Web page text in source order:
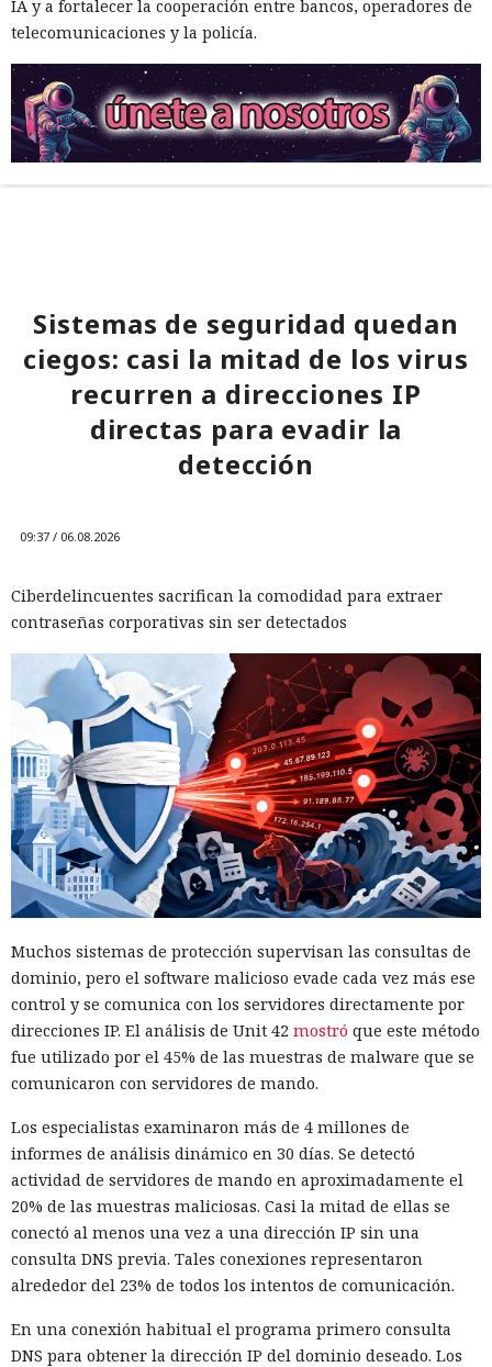
IA y a fortalecer la cooperación entre bancos, operadores de
telecomunicaciones y la policía.
Sistemas de seguridad quedan
ciegos: casi la mitad de los virus
recurren a direcciones IP
directas para evadir la
detección
09:37 / 06.08.2026
Ciberdelincuentes sacrifican la comodidad para extraer
contraseñas corporativas sin ser detectados
Muchos sistemas de protección supervisan las consultas de
dominio, pero el software malicioso evade cada vez más ese
control y se comunica con los servidores directamente por
direcciones IP. El análisis de Unit 42 mostró que este método
fue utilizado por el 45% de las muestras de malware que se
comunicaron con servidores de mando.
Los especialistas examinaron más de 4 millones de
informes de análisis dinámico en 30 días. Se detectó
actividad de servidores de mando en aproximadamente el
20% de las muestras maliciosas. Casi la mitad de ellas se
conectó al menos una vez a una dirección IP sin una
consulta DNS previa. Tales conexiones representaron
alrededor del 23% de todos los intentos de comunicación.
En una conexión habitual el programa primero consulta
DNS para obtener la dirección IP del dominio deseado. Los